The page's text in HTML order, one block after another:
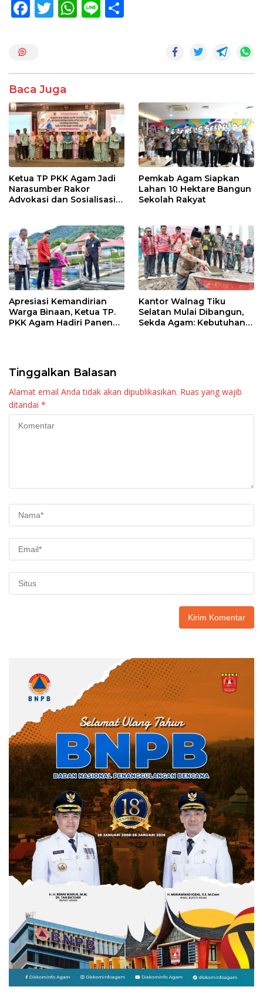
F
o
o
k
T W
p
p
Li
Baca Juga
Ketua TP PKK Agam Jadi
Narasumber Rakor
Advokasi dan Sosialisasi
Pemkab Agam Siapkan
Lahan 10 Hektare Bangun
Sekolah Rakyat
Apresiasi Kemandirian
Warga Binaan, Ketua TP.
PKK Agam Hadiri Panen
Kantor Walnag Tiku
Selatan Mulai Dibangun,
Sekda Agam: Kebutuhan
Tinggalkan Balasan
Alamat email Anda tidak akan dipublikasikan. Ruas yang wajib
ditandai *